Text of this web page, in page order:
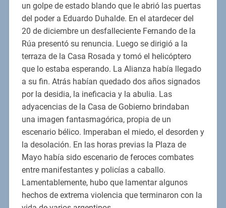
un golpe de estado blando que le abrió las puertas
del poder a Eduardo Duhalde. En el atardecer del
20 de diciembre un desfalleciente Fernando de la
Rúa presentó su renuncia. Luego se dirigió a la
terraza de la Casa Rosada y tomó el helicóptero
que lo estaba esperando. La Alianza había llegado
a su fin. Atrás habían quedado dos años signados
por la desidia, la ineficacia y la abulia. Las
adyacencias de la Casa de Gobierno brindaban
una imagen fantasmagórica, propia de un
escenario bélico. Imperaban el miedo, el desorden y
la desolación. En las horas previas la Plaza de
Mayo había sido escenario de feroces combates
entre manifestantes y policías a caballo.
Lamentablemente, hubo que lamentar algunos
hechos de extrema violencia que terminaron con la